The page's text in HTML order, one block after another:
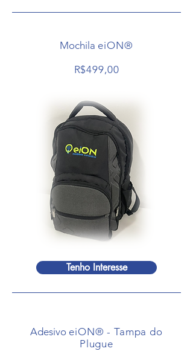
Mochila eiON®
R$499,00
Tenho Interesse
Adesivo eiON® - Tampa do
Plugue